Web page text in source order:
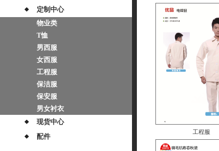
定制中心
物业类
T恤
男西服
女西服
工程服
保洁服
保安服
男女衬衣
现货中心
配件
工程服